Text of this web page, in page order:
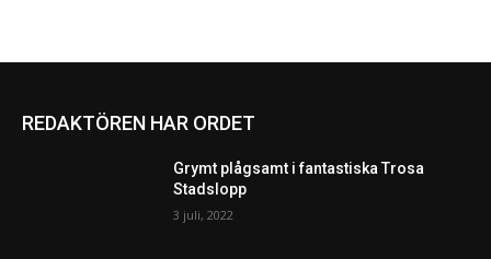
REDAKTÖREN HAR ORDET
Grymt plågsamt i fantastiska Trosa
Stadslopp
3 juli, 2022